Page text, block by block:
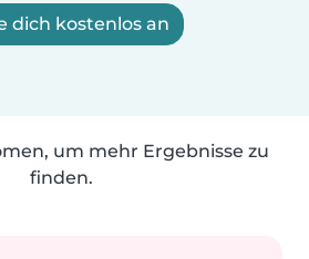
dich kostenlos an
um mehr Ergebnisse zu
finden.